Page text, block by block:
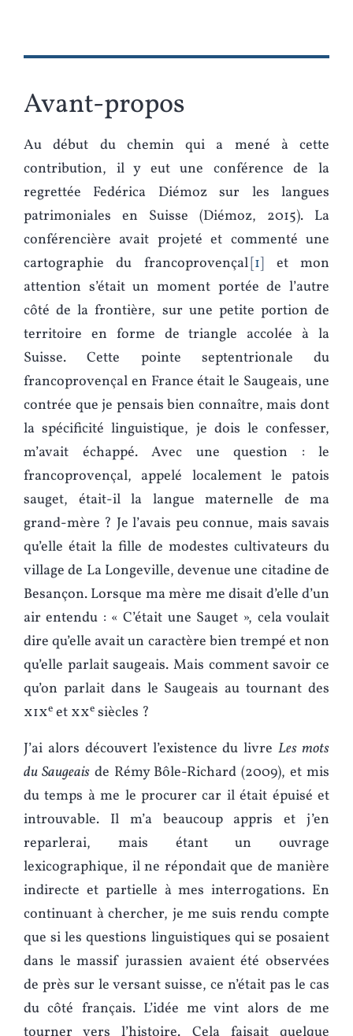
Avant-propos
Au début du chemin qui a mené à cette
contribution, il y eut une conférence de la
regrettée Fedérica Diémoz sur les langues
patrimoniales en Suisse (Diémoz, 2015). La
conférencière avait projeté et commenté une
cartographie du francoprovençal 1
et mon
attention s’était un moment portée de l’autre
côté de la frontière, sur une petite portion de
territoire en forme de triangle accolée à la
Suisse. Cette pointe septentrionale du
francoprovençal en France était le Saugeais, une
contrée que je pensais bien connaître, mais dont
la spécificité linguistique, je dois le confesser,
m’avait échappé. Avec une question : le
francoprovençal, appelé localement le patois
sauget, était-il la langue maternelle de ma
grand-mère ? Je l’avais peu connue, mais savais
qu’elle était la fille de modestes cultivateurs du
village de La Longeville, devenue une citadine de
Besançon. Lorsque ma mère me disait d’elle d’un
air entendu : « C’était une Sauget », cela voulait
dire qu’elle avait un caractère bien trempé et non
qu’elle parlait saugeais. Mais comment savoir ce
qu’on parlait dans le Saugeais au tournant des
xixe et xxe siècles ?
J’ai alors découvert l’existence du livreLes mots
du Saugeaisde Rémy Bôle-Richard (2009), et mis
du temps à me le procurer car il était épuisé et
introuvable. Il m’a beaucoup appris et j’en
reparlerai, mais étant un ouvrage
lexicographique, il ne répondait que de manière
indirecte et partielle à mes interrogations. En
continuant à chercher, je me suis rendu compte
que si les questions linguistiques qui se posaient
dans le massif jurassien avaient été observées
de près sur le versant suisse, ce n’était pas le cas
du côté français. L’idée me vint alors de me